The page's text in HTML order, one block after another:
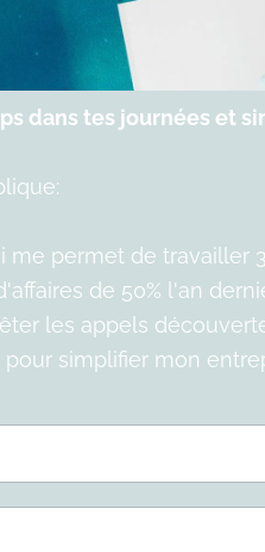
dans tes journées et
me permet de travailler
de 50% l'an
les appels
simplifier mon